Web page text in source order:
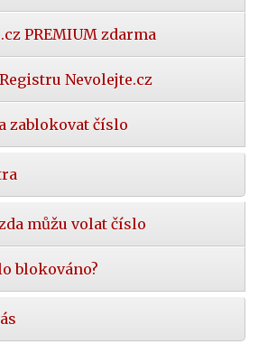
PREMIUM zdarma
Nevolejte.cz
zablokovat číslo
můžu volat číslo
blokováno?